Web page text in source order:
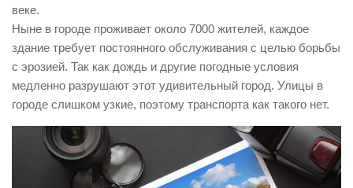
веке.
Ныне в городе проживает около 7000 жителей, каждое
здание требует постоянного обслуживания с целью борьбы
с эрозией. Так как дождь и другие погодные условия
медленно разрушают этот удивительный город. Улицы в
городе слишком узкие, поэтому транспорта как такого нет.